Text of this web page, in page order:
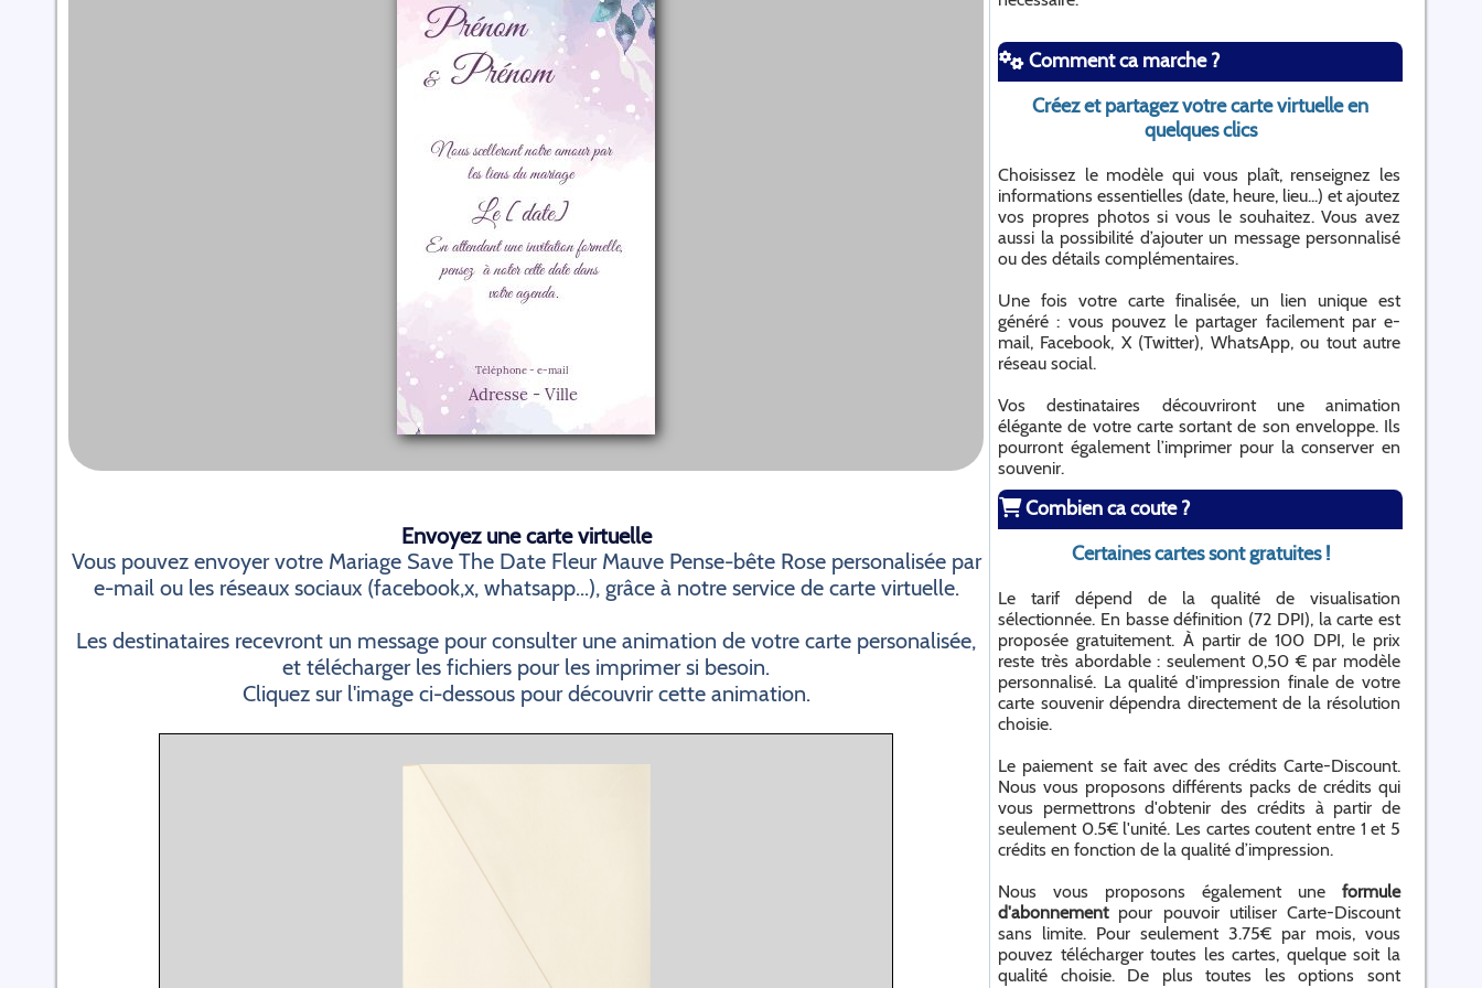
Envoyez une carte virtuelle
Vous pouvez envoyer votre Mariage Save The Date Fleur Mauve Pense-bête Rose personalisée par
e-mail ou les réseaux sociaux (facebook,x, whatsapp...), grâce à notre service de carte virtuelle.
Les destinataires recevront un message pour consulter une animation de votre carte personalisée,
et télécharger les fichiers pour les imprimer si besoin.
Cliquez sur l'image ci-dessous pour découvrir cette animation.
Comment ca marche ?
Créez et partagez votre carte virtuelle en
quelques clics
Choisissez le modèle qui vous plaît, renseignez les
informations essentielles (date, heure, lieu...) et ajoutez
vos propres photos si vous le souhaitez. Vous avez
aussi la possibilité d’ajouter un message personnalisé
ou des détails complémentaires.
Une fois votre carte finalisée, un lien unique est
généré : vous pouvez le partager facilement par e-
mail, Facebook, X (Twitter), WhatsApp, ou tout autre
réseau social.
Vos destinataires découvriront une animation
élégante de votre carte sortant de son enveloppe. Ils
pourront également l’imprimer pour la conserver en
souvenir.
Combien ca coute ?
Certaines cartes sont gratuites !
Le tarif dépend de la qualité de visualisation
sélectionnée. En basse définition (72 DPI), la carte est
proposée gratuitement. À partir de 100 DPI, le prix
reste très abordable : seulement 0,50 € par modèle
personnalisé. La qualité d'impression finale de votre
carte souvenir dépendra directement de la résolution
choisie.
Le paiement se fait avec des crédits Carte-Discount.
Nous vous proposons différents packs de crédits qui
vous permettrons d'obtenir des crédits à partir de
seulement 0.5€ l'unité. Les cartes coutent entre 1 et 5
crédits en fonction de la qualité d’impression.
Nous vous proposons également une formule
d'abonnementpour pouvoir utiliser Carte-Discount
sans limite. Pour seulement 3.75€ par mois, vous
pouvez télécharger toutes les cartes, quelque soit la
qualité choisie. De plus toutes les options sont